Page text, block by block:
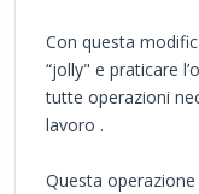
Con questa
“jolly" e praticare
tutte operazioni
lavoro .
Questa